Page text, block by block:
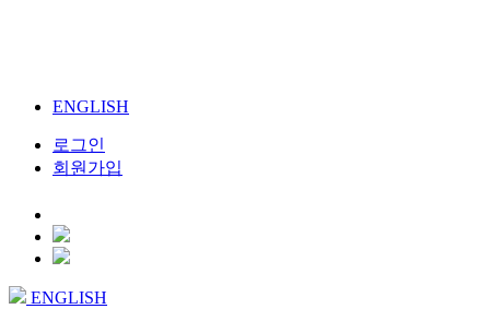
ENGLISH
로그인
회원가입
ENGLISH